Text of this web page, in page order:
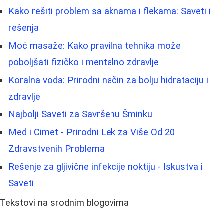
Kako rešiti problem sa aknama i flekama: Saveti i
rešenja
Moć masaže: Kako pravilna tehnika može
poboljšati fizičko i mentalno zdravlje
Koralna voda: Prirodni način za bolju hidrataciju i
zdravlje
Najbolji Saveti za Savršenu Šminku
Med i Cimet - Prirodni Lek za Više Od 20
Zdravstvenih Problema
Rešenje za gljivične infekcije noktiju - Iskustva i
Saveti
Tekstovi na srodnim blogovima